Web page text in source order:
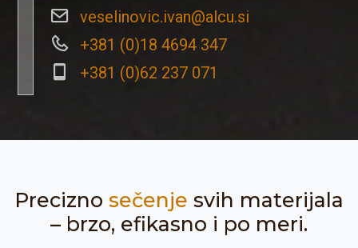
veselinovic.ivan@alcu.si
+381 (0)18 4694 347
+381 (0)62 237 071
Precizno sečenje svih materijala
– brzo, efikasno i po meri.